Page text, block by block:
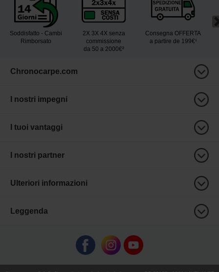
Soddisfatto - Cambi
Rimborsato
2X 3X 4X senza
commissione
da 50 a 2000€²
Consegna OFFERTA
a partire de 199€¹
Chronocarpe.com
I nostri impegni
I tuoi vantaggi
I nostri partner
Ulteriori informazioni
Leggenda